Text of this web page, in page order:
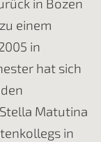
in Bozen
einem
in
hat sich
Matutina
in